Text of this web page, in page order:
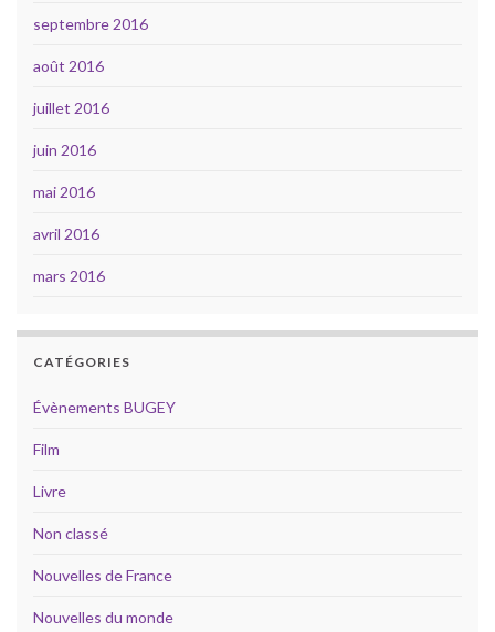
septembre 2016
août 2016
juillet 2016
juin 2016
mai 2016
avril 2016
mars 2016
CATÉGORIES
Évènements BUGEY
Film
Livre
Non classé
Nouvelles de France
Nouvelles du monde